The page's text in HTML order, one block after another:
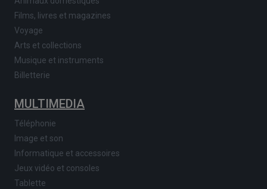
Films, livres et magazines
Voyage
Arts et collections
Musique et instruments
Billetterie
MULTIMEDIA
Téléphonie
Image et son
Informatique et accessoires
Jeux vidéo et consoles
Tablette